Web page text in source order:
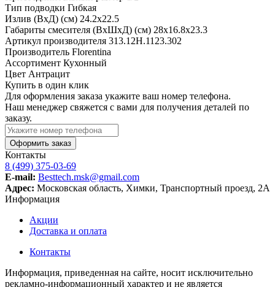
Тип подводки Гибкая
Излив (ВхД) (см) 24.2х22.5
Габариты смесителя (ВхШхД) (см) 28х16.8х23.3
Артикул производителя 313.12H.1123.302
Производитель Florentina
Ассортимент Кухонный
Цвет Антрацит
Купить в один клик
Для оформления заказа укажите ваш номер телефона.
Наш менеджер свяжется с вами для получения деталей по
заказу.
Оформить заказ
Контакты
8 (499) 375-03-69
E-mail: Besttech.msk@gmail.com
Адрес: Московская область, Химки, Транспортный проезд, 2А
Информация
Акции
Доставка и оплата
Контакты
Информация, приведенная на сайте, носит исключительно
рекламно-информационный характер и не является